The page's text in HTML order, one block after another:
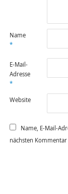
Name
*
E-Mail-
Adresse
*
Website
Name, E-Mail-
nächsten